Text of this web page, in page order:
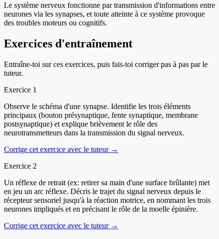
Le système nerveux fonctionne par transmission d'informations entre
neurones via les synapses, et toute atteinte à ce système provoque
des troubles moteurs ou cognitifs.
Exercices d'entraînement
Entraîne-toi sur ces exercices, puis fais-toi corriger pas à pas par le
tuteur.
Exercice 1
Observe le schéma d'une synapse. Identifie les trois éléments
principaux (bouton présynaptique, fente synaptique, membrane
postsynaptique) et explique brièvement le rôle des
neurotransmetteurs dans la transmission du signal nerveux.
Corrige cet exercice avec le tuteur →
Exercice 2
Un réflexe de retrait (ex: retirer sa main d'une surface brûlante) met
en jeu un arc réflexe. Décris le trajet du signal nerveux depuis le
récepteur sensoriel jusqu'à la réaction motrice, en nommant les trois
neurones impliqués et en précisant le rôle de la moelle épinière.
Corrige cet exercice avec le tuteur →